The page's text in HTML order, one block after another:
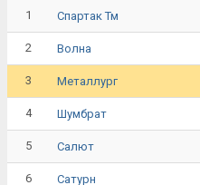
1 Спартак Тм
2 Волна
3 Металлург
4 Шумбрат
5 Салют
6 Сатурн